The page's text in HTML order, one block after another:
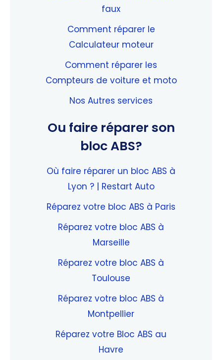
faux
Comment réparer le
Calculateur moteur
Comment réparer les
Compteurs de voiture et moto
Nos Autres services
Ou faire réparer son
bloc ABS?
Où faire réparer un bloc ABS à
Lyon ? | Restart Auto
Réparez votre bloc ABS à Paris
Réparez votre bloc ABS à
Marseille
Réparez votre bloc ABS à
Toulouse
Réparez votre bloc ABS à
Montpellier
Réparez votre Bloc ABS au
Havre